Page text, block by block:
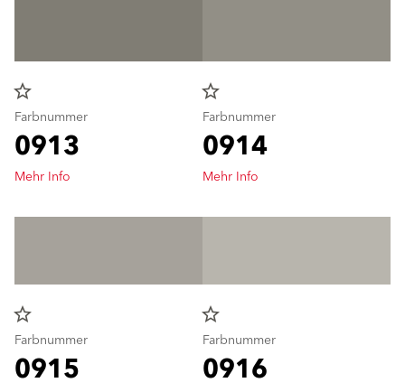
star_border
Farbnummer
0913
Mehr Info
star_border
Farbnummer
0914
Mehr Info
star_border
Farbnummer
0915
star_border
Farbnummer
0916